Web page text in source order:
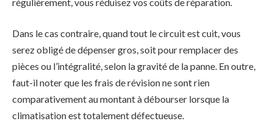
Dans le cas contraire, quand tout le circuit est cuit, vous
serez obligé de dépenser gros, soit pour remplacer des
pièces ou l’intégralité, selon la gravité de la panne. En outre,
faut-il noter que les frais de révision ne sont rien
comparativement au montant à débourser lorsque la
climatisation est totalement défectueuse.